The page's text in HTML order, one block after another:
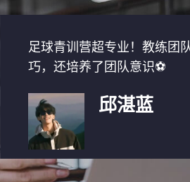
足球青训营超专业！教练团
巧，还培养了团队意识⚽
邱湛蓝